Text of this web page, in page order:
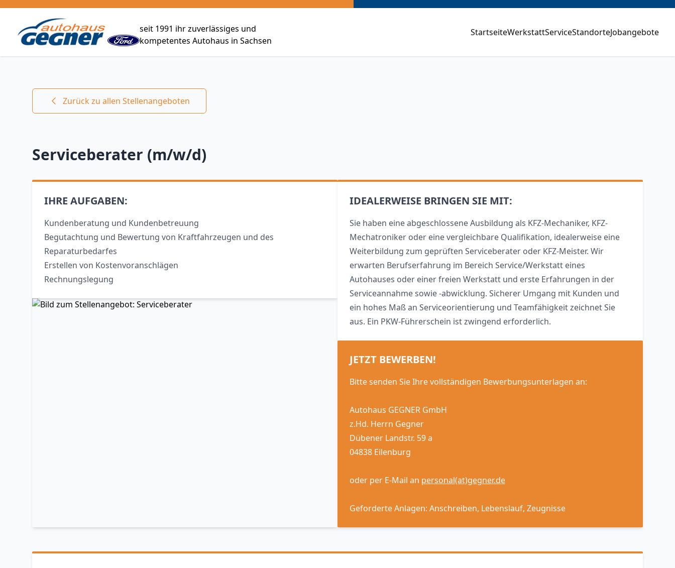
seit 1991 ihr zuverlässiges und
kompetentes Autohaus in Sachsen
StartseiteWerkstattServiceStandorteJobangebote
Zurück zu allen Stellenangeboten
Serviceberater (m/w/d)
IHRE AUFGABEN:
Kundenberatung und Kundenbetreuung
Begutachtung und Bewertung von Kraftfahrzeugen und des
Reparaturbedarfes
Erstellen von Kostenvoranschlägen
Rechnungslegung
IDEALERWEISE BRINGEN SIE MIT:
Sie haben eine abgeschlossene Ausbildung als KFZ-Mechaniker, KFZ-
Mechatroniker oder eine vergleichbare Qualifikation, idealerweise eine
Weiterbildung zum geprüften Serviceberater oder KFZ-Meister. Wir
erwarten Berufserfahrung im Bereich Service/Werkstatt eines
Autohauses oder einer freien Werkstatt und erste Erfahrungen in der
Serviceannahme sowie -abwicklung. Sicherer Umgang mit Kunden und
ein hohes Maß an Serviceorientierung und Teamfähigkeit zeichnet Sie
aus. Ein PKW-Führerschein ist zwingend erforderlich.
JETZT BEWERBEN!
Bitte senden Sie Ihre vollständigen Bewerbungsunterlagen an:
Autohaus GEGNER GmbH
z.Hd. Herrn Gegner
Dübener Landstr. 59 a
04838 Eilenburg
oder per E-Mail an personal(at)gegner.de
Geforderte Anlagen: Anschreiben, Lebenslauf, Zeugnisse